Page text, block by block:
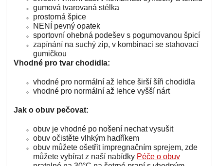
gumová tvarovaná stélka
prostorná špice
NENÍ pevný opatek
sportovní ohebná podešev s pogumovanou špicí
zapínání na suchý zip, v kombinaci se stahovací
gumičkou
Vhodné pro tvar chodidla:
vhodné pro normální až lehce širší šíři chodidla
vhodné pro normální až lehce vyšší nárt
Jak o obuv pečovat:
obuv je vhodné po nošení nechat vysušit
obuv očistěte vlhkým hadříkem
obuv můžete ošetřit impregnačním sprejem, zde
můžete vybírat z naší nabídky Péče o obuv